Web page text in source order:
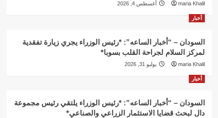
maria Khalil أغسطس 4, 2026
أخبار
السودان – “أخبار الساعه”: *رئيس الوزراء يجري زيارة تفقدية
لمركز السلام لجراحة القلب بسوبا*
maria Khalil يوليو 31, 2026
أخبار
السودان – “أخبار الساعه”: *رئيس الوزراء يلتقي رئيس مجموعة
دال لبحث قضايا الاستثمار الزراعي والصناعي*